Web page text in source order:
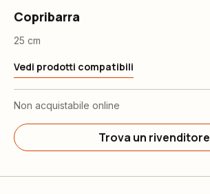
Copribarra
25 cm
Vedi prodotti compatibili
Non acquistabile online
Trova un rivenditore